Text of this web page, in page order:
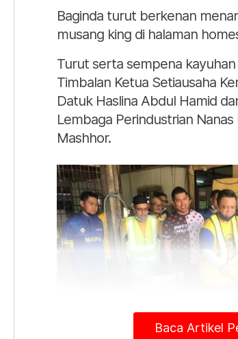
Baginda turut berkenan
musang king di halaman
Turut serta sempena
Timbalan Ketua Setiausaha
Datuk Haslina Abdul Hamid
Lembaga Perindustrian Nanas
Mashhor.
Baca Artikel